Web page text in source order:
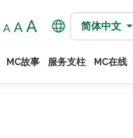
简体中文
MC故事 服务支柱 MC在线